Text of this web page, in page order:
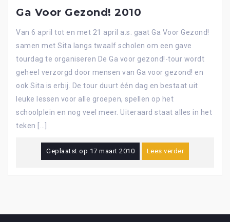
Ga Voor Gezond! 2010
Van 6 april tot en met 21 april a.s. gaat Ga Voor Gezond!
samen met Sita langs twaalf scholen om een gave
tourdag te organiseren De Ga voor gezond!-tour wordt
geheel verzorgd door mensen van Ga voor gezond! en
ook Sita is erbij. De tour duurt één dag en bestaat uit
leuke lessen voor alle groepen, spellen op het
schoolplein en nog veel meer. Uiteraard staat alles in het
teken […]
Geplaatst op 17 maart 2010 Lees verder